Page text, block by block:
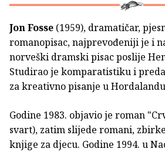
Jon Fosse (1959), dramatičar,
romanopisac, najprevođeniji je i
norveški dramski pisac poslije
Studirao je komparatistiku i
za kreativno pisanje u
Godine 1983. objavio je roman
svart), zatim slijede romani,
knjige za djecu. Godine 1994. u